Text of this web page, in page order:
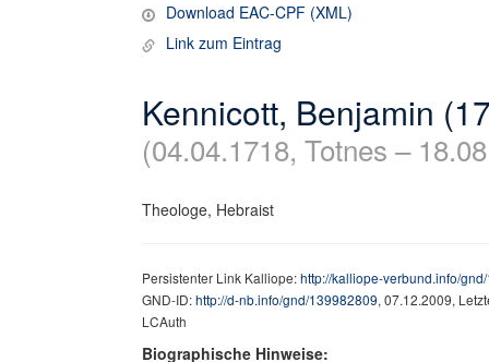
Download EAC-CPF (XML)
Link zum Eintrag
Kennicott, Benjamin
(04.04.1718, Totnes –
Theologe, Hebraist
Persistenter Link Kalliope:http://kalliope-verbund.info/
GND-ID:http://d-nb.info/gnd/139982809, 07.12.2009,
LCAuth
Biographische Hinweise: